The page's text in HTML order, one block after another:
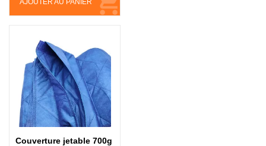
Couverture jetable 700g